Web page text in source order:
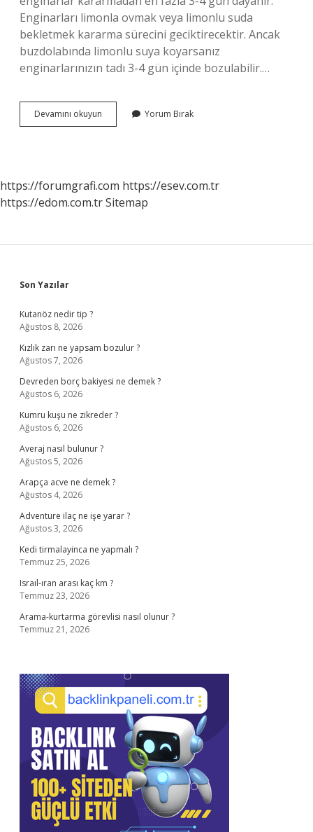
Enginarları limonla ovmak veya limonlu suda
bekletmek kararma sürecini geciktirecektir. Ancak
buzdolabında limonlu suya koyarsanız
enginarlarınızın tadı 3-4 gün içinde bozulabilir.…
Devamını okuyun
1
Yorum Bırak
https://forumgrafi.com https://esev.com.tr
https://edom.com.trSitemap
Sidebar
Son Yazılar
Kutanöz nedir tip ?
Ağustos 8, 2026
Kızlık zarı ne yapsam bozulur ?
Ağustos 7, 2026
Devreden borç bakiyesi ne demek ?
Ağustos 6, 2026
Kumru kuşu ne zikreder ?
Ağustos 6, 2026
Averaj nasıl bulunur ?
Ağustos 5, 2026
Arapça acve ne demek ?
Ağustos 4, 2026
Adventure ilaç ne işe yarar ?
Ağustos 3, 2026
Kedi tirmalayinca ne yapmalı ?
Temmuz 25, 2026
Israıl-ıran arası kaç km ?
Temmuz 23, 2026
Arama-kurtarma görevlisi nasıl olunur ?
Temmuz 21, 2026